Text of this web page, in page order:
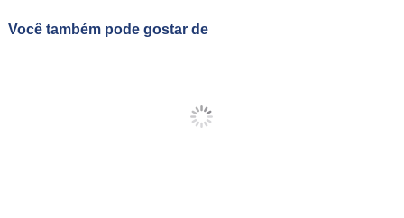
Você também pode gostar de